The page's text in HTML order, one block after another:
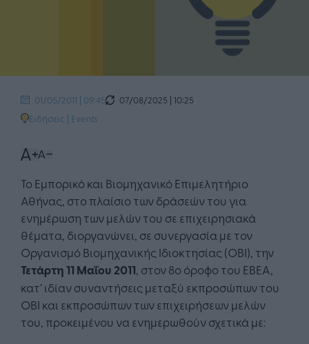
01/05/2011 | 09:45
07/08/2025 | 10:25
Ειδήσεις | Events
Το Εμπορικό και Βιομηχανικό Επιμελητήριο
Αθήνας, στο πλαίσιο των δράσεών του για
ενημέρωση των μελών του σε επιχειρησιακά
θέματα, διοργανώνει, σε συνεργασία με τον
Οργανισμό Βιομηχανικής Ιδιοκτησίας (ΟΒΙ), την
Τετάρτη 11 Μαΐου 2011, στον 8ο όροφο του ΕΒΕΑ,
κατ’ ιδίαν συναντήσεις μεταξύ εκπροσώπων του
ΟΒΙ και εκπροσώπων των επιχειρήσεων μελών
του, προκειμένου να ενημερωθούν σχετικά με: